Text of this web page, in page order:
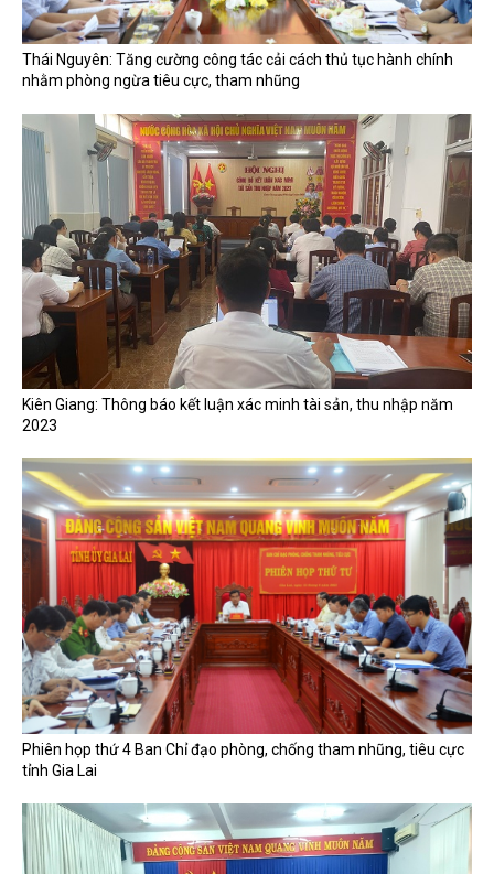
Thái Nguyên: Tăng cường công tác cải cách thủ tục hành chính
nhằm phòng ngừa tiêu cực, tham nhũng
Kiên Giang: Thông báo kết luận xác minh tài sản, thu nhập năm
2023
Phiên họp thứ 4 Ban Chỉ đạo phòng, chống tham nhũng, tiêu cực
tỉnh Gia Lai